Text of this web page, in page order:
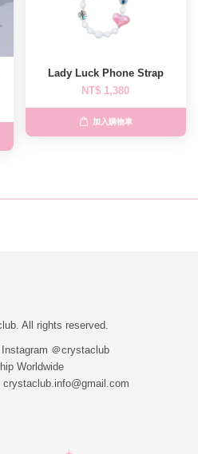
Lady Luck Phone Strap
NT$ 1,380
加入購物車
All rights reserved.
＠crystaclub
Worldwide